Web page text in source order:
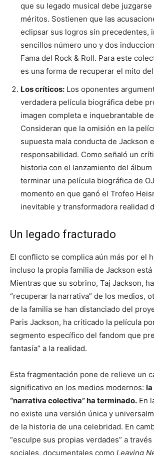
que su legado musical debe
méritos. Sostienen que las
eclipsar sus logros sin precedentes,
sencillos número uno y dos
Fama del Rock & Roll. Para este
es una forma de recuperar el mito
Los críticos: Los oponentes
verdadera película biográfica debe
imagen completa e inquebrantable
Consideran que la omisión en la
supuesta mala conducta de Jackson
responsabilidad. Como señaló un
historia con el lanzamiento del álbum
terminar una película biográfica de
momento en que ganó el Trofeo
inevitable y transformadora realidad
Un legado fracturado
El conflicto se complica aún más por el
incluso la propia familia de Jackson
Mientras que su sobrino, Taj Jackson,
“recuperar la narrativa” de los medios,
de la familia se han distanciado del
Paris Jackson, ha criticado la película
segmento específico del fandom que
fantasía” a la realidad.
Esta fragmentación pone de relieve un
significativo en los medios modernos: la
“narrativa colectiva” ha terminado. En
no existe una versión única y
de la historia de una celebridad. En
“esculpe sus propias verdades” a
sociales, documentales como Leaving